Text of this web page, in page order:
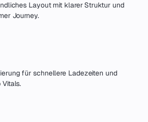
Layout mit klarer Struktur und
Journey.
für schnellere Ladezeiten und
Vitals.